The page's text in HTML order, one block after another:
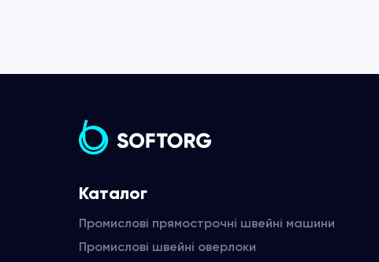
Каталог
Промислові прямострочні швейні машини
Промислові швейні оверлоки